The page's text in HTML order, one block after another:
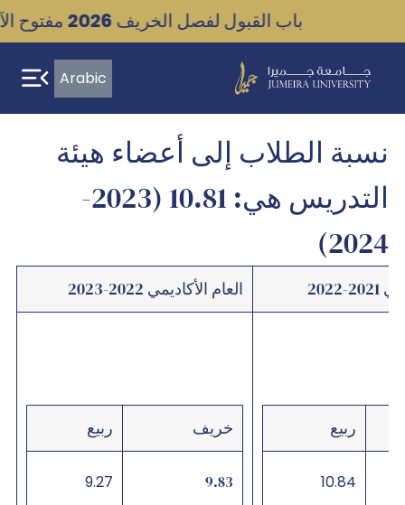
to
content
باب القبول لفصل الخريف 2026 مفتوح الآن!
قيادة
في
عالم
العمل
المتطور
Arabic
نسبة الطلاب إلى أعضاء هيئة
التدريس هي: 10.81 (2023-
2024)
2022 العام الأكاديمي 2022-2023
ربيع
10.84
خريف ربيع
9.83
9.27